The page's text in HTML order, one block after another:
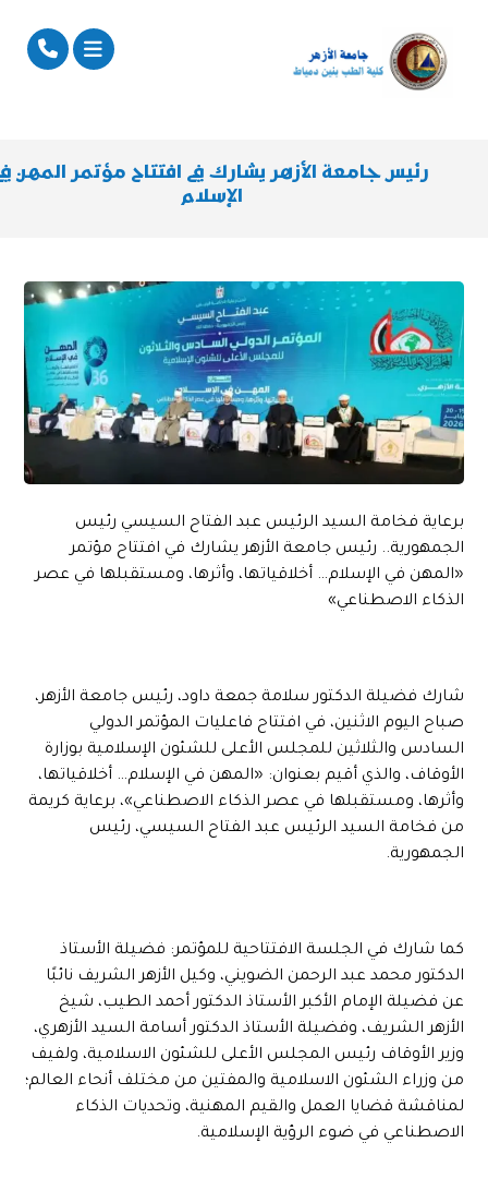
رئيس جامعة الأزهر يشارك في افتتاح مؤتمر المهن
الإسلام
برعاية فخامة السيد الرئيس عبد الفتاح السيسي رئيس
الجمهورية.. رئيس جامعة الأزهر يشارك في افتتاح مؤتمر
«المهن في الإسلام… أخلاقياتها، وأثرها، ومستقبلها في عصر
الذكاء الاصطناعي»
شارك فضيلة الدكتور سلامة جمعة داود، رئيس جامعة الأزهر،
صباح اليوم الاثنين، في افتتاح فاعليات المؤتمر الدولي
السادس والثلاثين للمجلس الأعلى للشئون الإسلامية بوزارة
الأوقاف، والذي أقيم بعنوان: «المهن في الإسلام… أخلاقياتها،
وأثرها، ومستقبلها في عصر الذكاء الاصطناعي»، برعاية كريمة
من فخامة السيد الرئيس عبد الفتاح السيسي، رئيس
الجمهورية.
كما شارك في الجلسة الافتتاحية للمؤتمر: فضيلة الأستاذ
الدكتور محمد عبد الرحمن الضويني، وكيل الأزهر الشريف نائبًا
عن فضيلة الإمام الأكبر الأستاذ الدكتور أحمد الطيب، شيخ
الأزهر الشريف، وفضيلة الأستاذ الدكتور أسامة السيد الأزهري،
وزير الأوقاف رئيس المجلس الأعلى للشئون الاسلامية، ولفيف
من وزراء الشئون الاسلامية والمفتين من مختلف أنحاء العالم؛
لمناقشة قضايا العمل والقيم المهنية، وتحديات الذكاء
الاصطناعي في ضوء الرؤية الإسلامية.